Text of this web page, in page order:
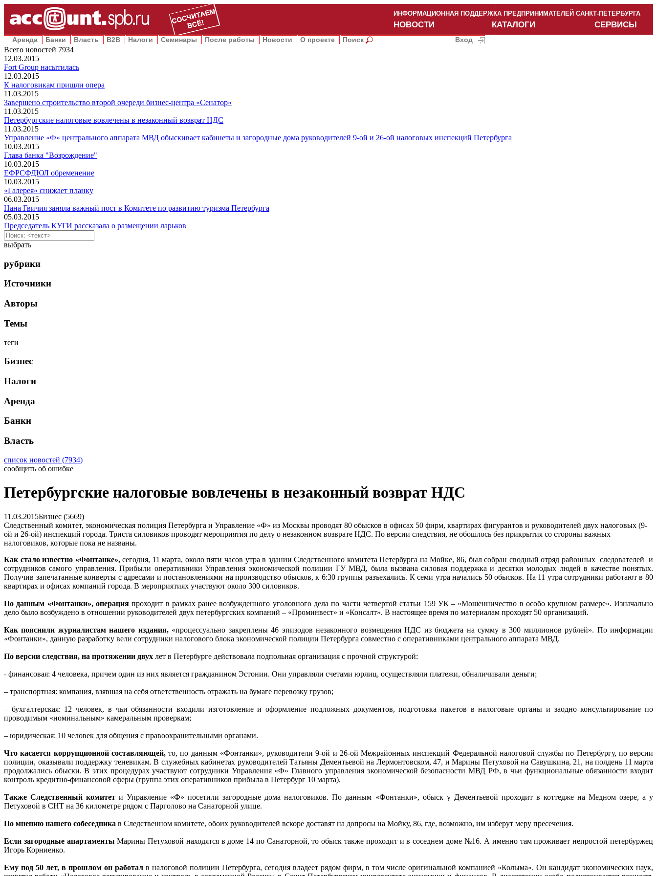
ИНФОРМАЦИОННАЯ ПОДДЕРЖКА ПРЕДПРИНИМАТЕЛЕЙ САНКТ-ПЕТЕРБУРГА
НОВОСТИ КАТАЛОГИ СЕРВИСЫ
Аренда Банки Власть B2B Налоги Семинары После работы Новости О проекте Поиск Вход
Всего новостей 7934
12.03.2015
Fort Group насытилась
12.03.2015
К налоговикам пришли опера
11.03.2015
Завершено строительство второй очереди бизнес-центра «Сенатор»
11.03.2015
Петербургские налоговые вовлечены в незаконный возврат НДС
11.03.2015
Управление «Ф» центрального аппарата МВД обыскивает кабинеты и загородные дома руководителей 9-ой и 26-ой налоговых инспекций Петербурга
10.03.2015
Глава банка "Возрождение"
10.03.2015
ЕФРСФДЮЛ обременение
10.03.2015
«Галерея» снижает планку
06.03.2015
Нана Гвичия заняла важный пост в Комитете по развитию туризма Петербурга
05.03.2015
Председатель КУГИ рассказала о размещении ларьков
выбрать
рубрики
Источники
Авторы
Темы
теги
Бизнес
Налоги
Аренда
Банки
Власть
список новостей (7934)
сообщить об ошибке
Петербургские налоговые вовлечены в незаконный возврат НДС
11.03.2015Бизнес (5669)
Следственный комитет, экономическая полиция Петербурга и Управление «Ф» из Москвы проводят 80 обысков в офисах 50 фирм, квартирах фигурантов и руководителей двух налоговых (9-
ой и 26-ой) инспекций города. Триста силовиков проводят мероприятия по делу о незаконном возврате НДС. По версии следствия, не обошлось без прикрытия со стороны важных
налоговиков, которые пока не названы.
Как стало известно «Фонтанке»,сегодня, 11 марта, около пяти часов утра в здании Следственного комитета Петербурга на Мойке, 86, был собран сводный отряд районных следователей и
сотрудников самого управления. Прибыли оперативники Управления экономической полиции ГУ МВД, была вызвана силовая поддержка и десятки молодых людей в качестве понятых.
Получив запечатанные конверты с адресами и постановлениями на производство обысков, к 6:30 группы разъехались. К семи утра начались 50 обысков. На 11 утра сотрудники работают в 80
квартирах и офисах компаний города. В мероприятиях участвуют около 300 силовиков.
По данным «Фонтанки», операцияпроходит в рамках ранее возбужденного уголовного дела по части четвертой статьи 159 УК – «Мошенничество в особо крупном размере». Изначально
дело было возбуждено в отношении руководителей двух петербургских компаний – «Проминвест» и «Консалт». В настоящее время по материалам проходят 50 организаций.
Как пояснили журналистам нашего издания,«процессуально закреплены 46 эпизодов незаконного возмещения НДС из бюджета на сумму в 300 миллионов рублей». По информации
«Фонтанки», данную разработку вели сотрудники налогового блока экономической полиции Петербурга совместно с оперативниками центрального аппарата МВД.
По версии следствия, на протяжении двух лет в Петербурге действовала подпольная организация с прочной структурой:
- финансовая: 4 человека, причем один из них является гражданином Эстонии. Они управляли счетами юрлиц, осуществляли платежи, обналичивали деньги;
– транспортная: компания, взявшая на себя ответственность отражать на бумаге перевозку грузов;
– бухгалтерская: 12 человек, в чьи обязанности входили изготовление и оформление подложных документов, подготовка пакетов в налоговые органы и заодно консультирование по
проводимым «номинальным» камеральным проверкам;
– юридическая: 10 человек для общения с правоохранительными органами.
Что касается коррупционной составляющей,то, по данным «Фонтанки», руководители 9-ой и 26-ой Межрайонных инспекций Федеральной налоговой службы по Петербургу, по версии
полиции, оказывали поддержку теневикам. В служебных кабинетах руководителей Татьяны Дементьевой на Лермонтовском, 47, и Марины Петуховой на Савушкина, 21, на полдень 11 марта
продолжались обыски. В этих процедурах участвуют сотрудники Управления «Ф» Главного управления экономической безопасности МВД РФ, в чьи функциональные обязанности входит
контроль кредитно-финансовой сферы (группа этих оперативников прибыла в Петербург 10 марта).
Также Следственный комитет и Управление «Ф» посетили загородные дома налоговиков. По данным «Фонтанки», обыск у Дементьевой проходит в коттедже на Медном озере, а у
Петуховой в СНТ на 36 километре рядом с Парголово на Санаторной улице.
По мнению нашего собеседника в Следственном комитете, обоих руководителей вскоре доставят на допросы на Мойку, 86, где, возможно, им изберут меру пресечения.
Если загородные апартаменты Марины Петуховой находятся в доме 14 по Санаторной, то обыск также проходит и в соседнем доме №16. А именно там проживает непростой петербуржец
Игорь Корниенко.
Ему под 50 лет, в прошлом он работал в налоговой полиции Петербурга, сегодня владеет рядом фирм, в том числе оригинальной компанией «Колыма». Он кандидат экономических наук,